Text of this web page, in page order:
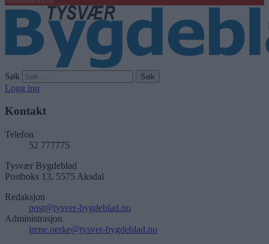
Søk
Logg inn
Kontakt
Telefon
52 777775
Tysvær Bygdeblad
Postboks 13, 5575 Aksdal
Redaksjon
post@tysver-bygdeblad.no
Administrasjon
irene.oerke@tysver-bygdeblad.no